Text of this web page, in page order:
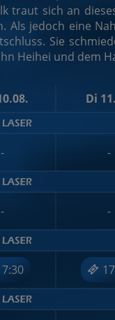
traut sich an
Als jedoch eine
Sie
Heihei und dem
Di
- -
- -